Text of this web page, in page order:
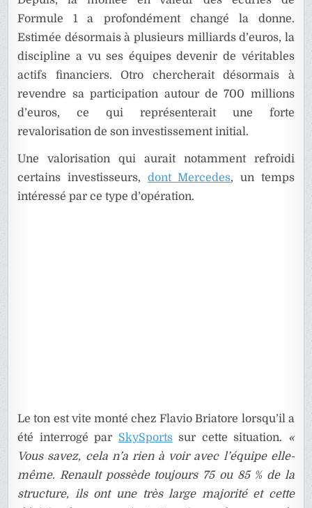
Formule 1 a profondément changé la donne.
Estimée désormais à plusieurs milliards d’euros, la
discipline a vu ses équipes devenir de véritables
actifs financiers. Otro chercherait désormais à
revendre sa participation autour de 700 millions
d’euros, ce qui représenterait une forte
revalorisation de son investissement initial.
Une valorisation qui aurait notamment refroidi
certains investisseurs, dont Mercedes, un temps
intéressé par ce type d’opération.
Le ton est vite monté chez Flavio Briatore lorsqu’il a
été interrogé par SkySportssur cette situation. «
Vous savez, cela n’a rien à voir avec l’équipe elle-
même. Renault possède toujours 75 ou 85 % de la
structure, ils ont une très large majorité et cette